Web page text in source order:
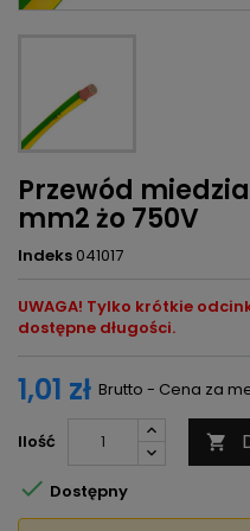
Przewód
mm2 żo 750V
Indeks 041017
UWAGA! Tylko krótkie
dostępne długości.
1,01 zł Brutto - Cena za
Ilość 
 Dostępny